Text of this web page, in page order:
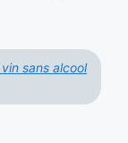
sans alcool